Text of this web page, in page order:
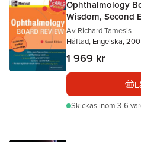
Ophthalmology
Wisdom, Second
Av Richard Tamesis
Häftad, Engelska,
1 969 kr
Skickas inom 3-6